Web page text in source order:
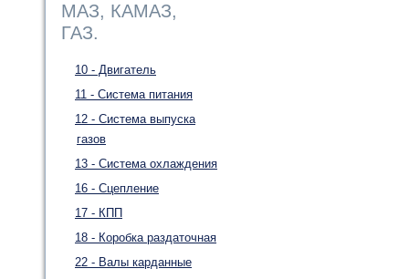
МАЗ, КАМАЗ,
ГАЗ.
10 - Двигатель
11 - Система питания
12 - Система выпуска
газов
13 - Система охлаждения
16 - Сцепление
17 - КПП
18 - Коробка раздаточная
22 - Валы карданные